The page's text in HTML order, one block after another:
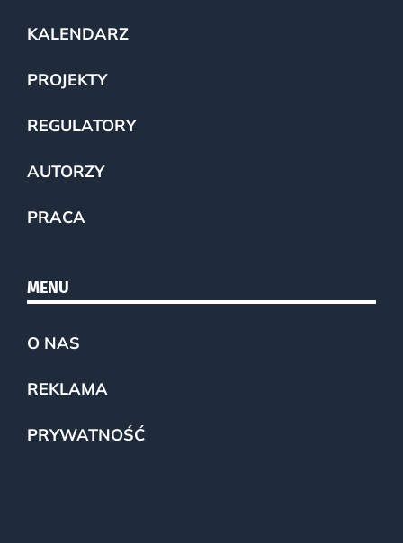
KALENDARZ
PROJEKTY
REGULATORY
AUTORZY
PRACA
MENU
O NAS
REKLAMA
PRYWATNOŚĆ